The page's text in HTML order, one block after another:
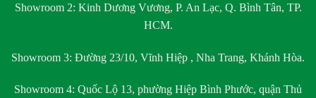
Showroom 2: Kinh Dương Vương, P. An Lạc, Q. Bình Tân, TP.
HCM.
Showroom 3: Đường 23/10, Vĩnh Hiệp , Nha Trang, Khánh Hòa.
Showroom 4: Quốc Lộ 13, phường Hiệp Bình Phước, quận Thủ